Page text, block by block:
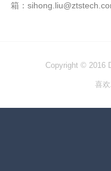
箱：
Copyright © 2016
喜